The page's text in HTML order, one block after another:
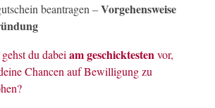
beantragen –Vorgehensweise
du dabei am geschicktesten vor,
Chancen auf Bewilligung zu